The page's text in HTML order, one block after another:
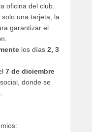
oficina del club.
una tarjeta, la
garantizar el
los días 2, 3
7 de diciembre
donde se